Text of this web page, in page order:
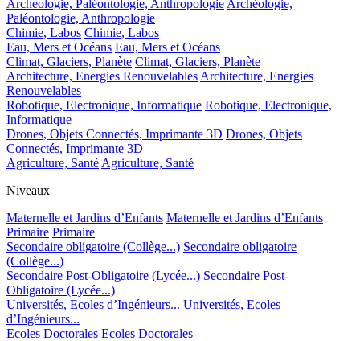
Archéologie, Paléontologie, Anthropologie Archéologie,
Paléontologie, Anthropologie
Chimie, Labos Chimie, Labos
Eau, Mers et Océans Eau, Mers et Océans
Climat, Glaciers, Planète Climat, Glaciers, Planète
Architecture, Energies Renouvelables Architecture, Energies
Renouvelables
Robotique, Electronique, Informatique Robotique, Electronique,
Informatique
Drones, Objets Connectés, Imprimante 3D Drones, Objets
Connectés, Imprimante 3D
Agriculture, Santé Agriculture, Santé
Niveaux
Maternelle et Jardins d’Enfants Maternelle et Jardins d’Enfants
Primaire Primaire
Secondaire obligatoire (Collège...) Secondaire obligatoire
(Collège...)
Secondaire Post-Obligatoire (Lycée...) Secondaire Post-
Obligatoire (Lycée...)
Universités, Ecoles d’Ingénieurs... Universités, Ecoles
d’Ingénieurs...
Ecoles Doctorales Ecoles Doctorales